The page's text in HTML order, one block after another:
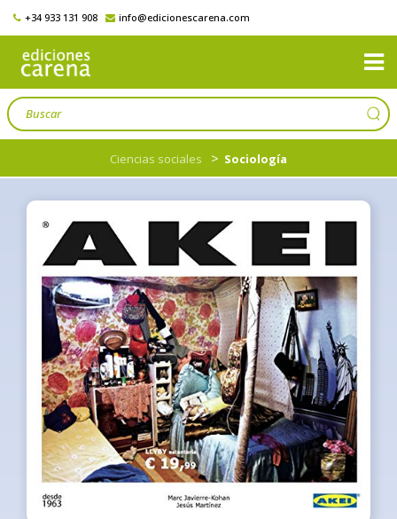
+34 933 131 908 info@edicionescarena.com
Ciencias sociales > Sociología